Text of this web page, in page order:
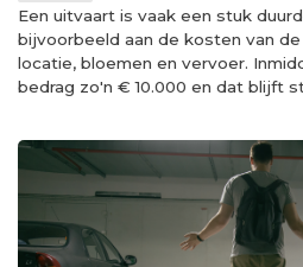
Een uitvaart is vaak een stuk
bijvoorbeeld aan de kosten van
locatie, bloemen en vervoer.
bedrag zo'n € 10.000 en dat blijft